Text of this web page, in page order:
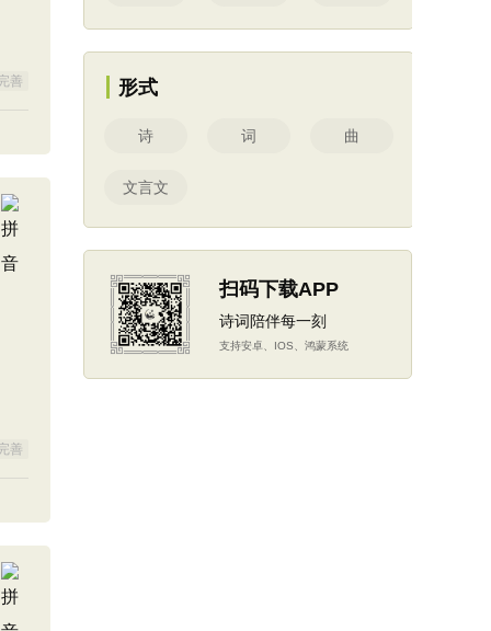
善
善
形式
诗 词 曲
文言文
扫码下载APP
诗词陪伴每一刻
支持安卓、IOS、鸿蒙系统